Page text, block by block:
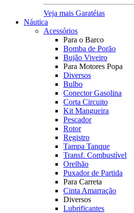
Veja mais Garatéias
Náutica
Acessórios
Para o Barco
Bomba de Porão
Bujão Viveiro
Para Motores Popa
Diversos
Bulbo
Conector Gasolina
Corta Circuito
Kit Mangueira
Pescador
Rotor
Registro
Tampa Tanque
Transf. Combustível
Orelhão
Puxador de Partida
Para Carreta
Cinta Amarração
Diversos
Lubrificantes